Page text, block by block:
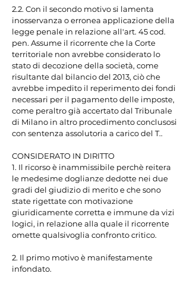
2.2. Con il secondo motivo si lamenta
inosservanza o erronea applicazione della
legge penale in relazione all'art. 45 cod.
pen. Assume il ricorrente che la Corte
territoriale non avrebbe considerato lo
stato di decozione della società, come
risultante dal bilancio del 2013, ciò che
avrebbe impedito il reperimento dei fondi
necessari per il pagamento delle imposte,
come peraltro già accertato dal Tribunale
di Milano in altro procedimento conclusosi
con sentenza assolutoria a carico del T..
CONSIDERATO IN DIRITTO
1. Il ricorso è inammissibile perchè reitera
le medesime doglianze dedotte nei due
gradi del giudizio di merito e che sono
state rigettate con motivazione
giuridicamente corretta e immune da vizi
logici, in relazione alla quale il ricorrente
omette qualsivoglia confronto critico.
2. Il primo motivo è manifestamente
infondato.